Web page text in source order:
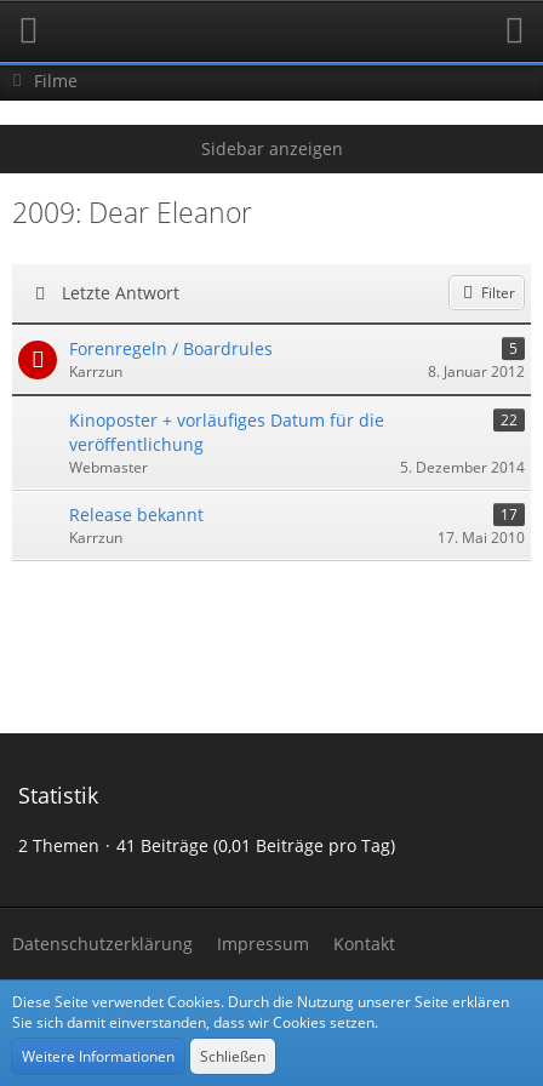
Filme
2009: Dear Eleanor
Letzte Antwort Filter
Forenregeln / Boardrules
5
Karrzun
8. Januar 2012
Kinoposter + vorläufiges Datum für die
veröffentlichung
22
Webmaster 5. Dezember 2014
Release bekannt
17
Karrzun
17. Mai 2010
Statistik
2 Themen 41 Beiträge (0,01 Beiträge pro Tag)
Datenschutzerklärung Impressum Kontakt
Community-Software:WoltLab Suite™
Stil:Alphavon
Diese Seite verwendet Cookies. Durch die Nutzung unserer Seite erklären
Sie sich damit einverstanden, dass wir Cookies setzen.
Weitere Informationen
Schließen